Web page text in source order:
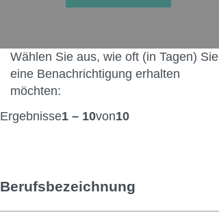
Wählen Sie aus, wie oft (in Tagen) Sie
eine Benachrichtigung erhalten
möchten:
Ergebnisse1 – 10von10
Berufsbezeichnung